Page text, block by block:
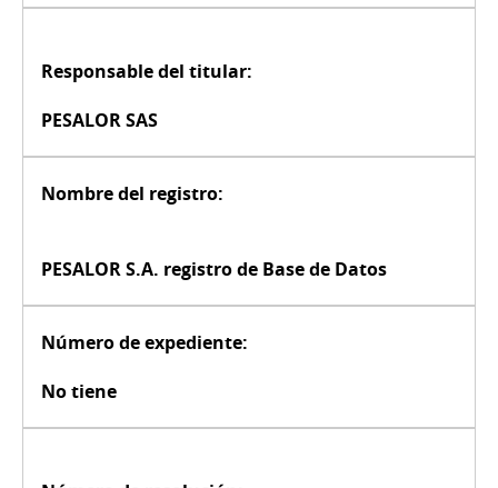
Responsable del titular:
PESALOR SAS
Nombre del registro:
PESALOR S.A. registro de Base de Datos
Número de expediente:
No tiene